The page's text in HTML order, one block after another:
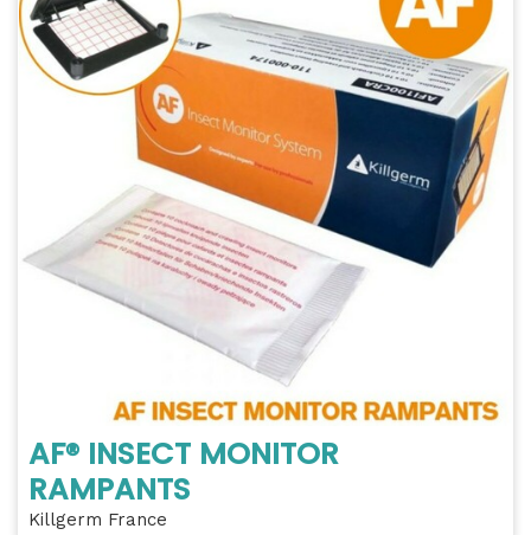
AF® INSECT MONITOR
RAMPANTS
Killgerm France